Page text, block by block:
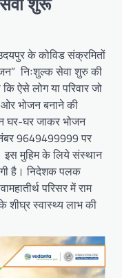
के कोविड संक्रमितों
निःशुल्क सेवा शुरु की
ऐसे लोग या परिवार जो
भोजन बनाने की
घर-घर जाकर भोजन
9649499999 पर
इस मुहिम के लिये संस्थान
है। निदेशक पलक
परिसर में राम
शीघ्र स्वास्थ्य लाभ की